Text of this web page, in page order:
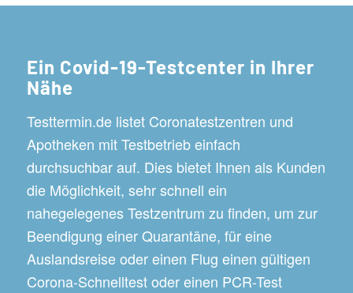
Ein Covid-19-Testcenter in Ihrer
Nähe
Testtermin.de listet Coronatestzentren und
Apotheken mit Testbetrieb einfach
durchsuchbar auf. Dies bietet Ihnen als Kunden
die Möglichkeit, sehr schnell ein
nahegelegenes Testzentrum zu finden, um zur
Beendigung einer Quarantäne, für eine
Auslandsreise oder einen Flug einen gültigen
Corona-Schnelltest oder einen PCR-Test